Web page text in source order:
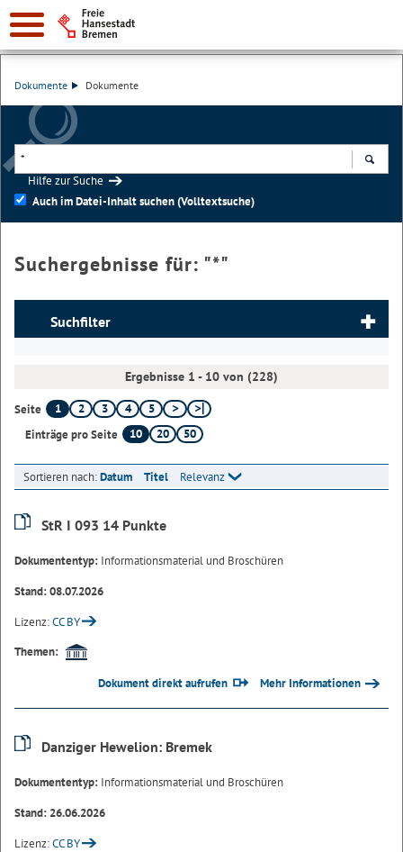
Dokumente Dokumente
Hilfe zur Suche
Auch im Datei-Inhalt suchen (Volltextsuche)
Suchergebnisse für: "*"
Suchfilter
Ergebnisse 1 - 10 von (228)
Seite 1 2 3 4
5
Einträge pro Seite
10 20 50
Sortieren nach:Datum Titel Relevanz
StR I 093 14 Punkte
Dokumententyp: Informationsmaterial und Broschüren
Stand: 08.07.2026
Lizenz:CC BY
Themen:
Dokument direkt aufrufen Mehr Informationen
Danziger Hewelion: Bremek
Dokumententyp: Informationsmaterial und Broschüren
Stand: 26.06.2026
Lizenz:CC BY